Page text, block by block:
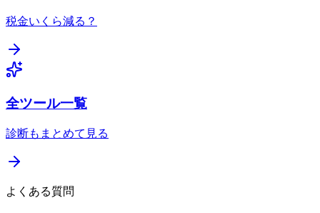
税金いくら減る？
全ツール一覧
診断もまとめて見る
よくある質問